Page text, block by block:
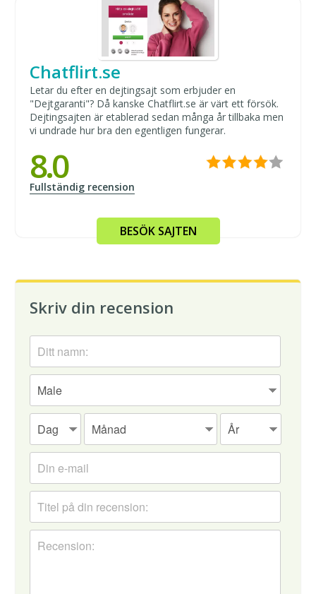
Chatflirt.se
Letar du efter en dejtingsajt som erbjuder en
"Dejtgaranti"? Då kanske Chatflirt.se är värt ett försök.
Dejtingsajten är etablerad sedan många år tillbaka men
vi undrade hur bra den egentligen fungerar.
8.0
Fullständig recension
BESÖK SAJTEN
Skriv din recension